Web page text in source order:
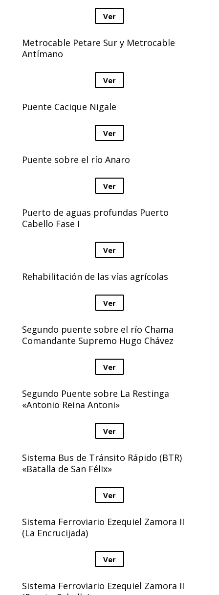
Ver
Metrocable Petare Sur y Metrocable
Antímano
Ver
Puente Cacique Nigale
Ver
Puente sobre el río Anaro
Ver
Puerto de aguas profundas Puerto
Cabello Fase I
Ver
Rehabilitación de las vías agrícolas
Ver
Segundo puente sobre el río Chama
Comandante Supremo Hugo Chávez
Ver
Segundo Puente sobre La Restinga
«Antonio Reina Antoni»
Ver
Sistema Bus de Tránsito Rápido (BTR)
«Batalla de San Félix»
Ver
Sistema Ferroviario Ezequiel Zamora II
(La Encrucijada)
Ver
Sistema Ferroviario Ezequiel Zamora II